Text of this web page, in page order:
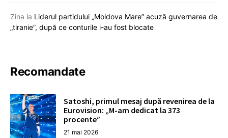
Zina la Liderul partidului „Moldova Mare” acuză guvernarea de
„tiranie”, după ce conturile i-au fost blocate
Recomandate
Satoshi, primul mesaj după revenirea de la
Eurovision: „M-am dedicat la 373
procente”
21 mai 2026